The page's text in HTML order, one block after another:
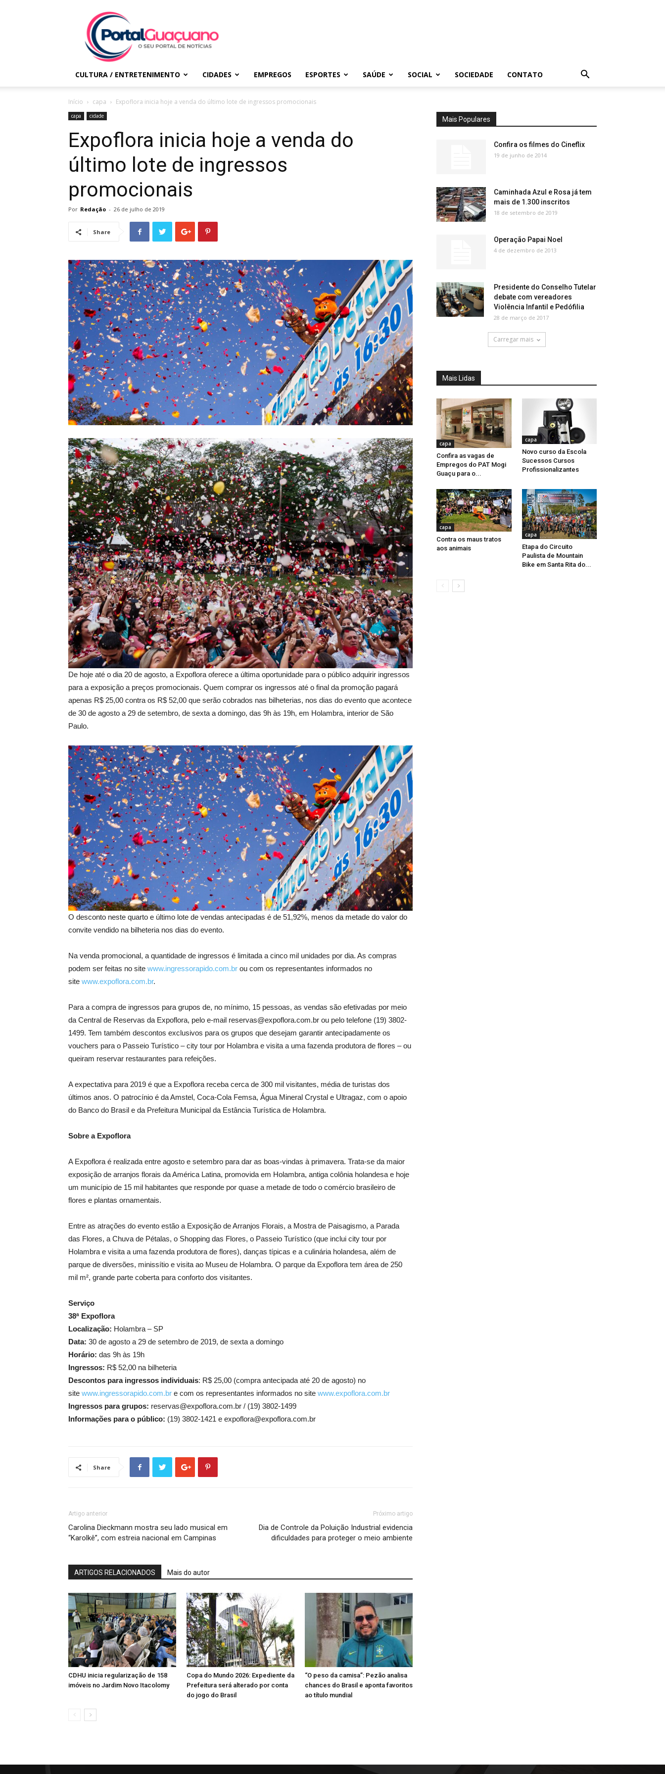
Portal
Guaçuano
CULTURA / ENTRETENIMENTO CIDADES EMPREGOS ESPORTES SAÚDE SOCIAL SOCIEDADE CONTATO
Início capa Expoflora inicia hoje a venda do último lote de ingressos promocionais
capa cidade
Expoflora inicia hoje a venda do
último lote de ingressos
promocionais
Por Redação - 26 de julho de 2019
Share
De hoje até o dia 20 de agosto, a Expoflora oferece a última oportunidade para o público adquirir ingressos
para a exposição a preços promocionais. Quem comprar os ingressos até o final da promoção pagará
apenas R$ 25,00 contra os R$ 52,00 que serão cobrados nas bilheterias, nos dias do evento que acontece
de 30 de agosto a 29 de setembro, de sexta a domingo, das 9h às 19h, em Holambra, interior de São
Paulo.
O desconto neste quarto e último lote de vendas antecipadas é de 51,92%, menos da metade do valor do
convite vendido na bilheteria nos dias do evento.
Na venda promocional, a quantidade de ingressos é limitada a cinco mil unidades por dia. As compras
podem ser feitas no site www.ingressorapido.com.br ou com os representantes informados no
site www.expoflora.com.br.
Para a compra de ingressos para grupos de, no mínimo, 15 pessoas, as vendas são efetivadas por meio
da Central de Reservas da Expoflora, pelo e-mail reservas@expoflora.com.br ou pelo telefone (19) 3802-
1499. Tem também descontos exclusivos para os grupos que desejam garantir antecipadamente os
vouchers para o Passeio Turístico – city tour por Holambra e visita a uma fazenda produtora de flores – ou
queiram reservar restaurantes para refeições.
A expectativa para 2019 é que a Expoflora receba cerca de 300 mil visitantes, média de turistas dos
últimos anos. O patrocínio é da Amstel, Coca-Cola Femsa, Água Mineral Crystal e Ultragaz, com o apoio
do Banco do Brasil e da Prefeitura Municipal da Estância Turística de Holambra.
Sobre a Expoflora
A Expoflora é realizada entre agosto e setembro para dar as boas-vindas à primavera. Trata-se da maior
exposição de arranjos florais da América Latina, promovida em Holambra, antiga colônia holandesa e hoje
um município de 15 mil habitantes que responde por quase a metade de todo o comércio brasileiro de
flores e plantas ornamentais.
Entre as atrações do evento estão a Exposição de Arranjos Florais, a Mostra de Paisagismo, a Parada
das Flores, a Chuva de Pétalas, o Shopping das Flores, o Passeio Turístico (que inclui city tour por
Holambra e visita a uma fazenda produtora de flores), danças típicas e a culinária holandesa, além de
parque de diversões, minissítio e visita ao Museu de Holambra. O parque da Expoflora tem área de 250
mil m², grande parte coberta para conforto dos visitantes.
Serviço
38ª Expoflora
Localização: Holambra – SP
Data: 30 de agosto a 29 de setembro de 2019, de sexta a domingo
Horário: das 9h às 19h
Ingressos: R$ 52,00 na bilheteria
Descontos para ingressos individuais: R$ 25,00 (compra antecipada até 20 de agosto) no
site www.ingressorapido.com.br e com os representantes informados no site www.expoflora.com.br
Ingressos para grupos: reservas@expoflora.com.br / (19) 3802-1499
Informações para o público: (19) 3802-1421 e expoflora@expoflora.com.br
Share
Artigo anterior
Carolina Dieckmann mostra seu lado musical em
“Karolkê”, com estreia nacional em Campinas
Próximo artigo
Dia de Controle da Poluição Industrial evidencia
dificuldades para proteger o meio ambiente
ARTIGOS RELACIONADOS Mais do autor
CDHU inicia regularização de 158
imóveis no Jardim Novo Itacolomy
Copa do Mundo 2026: Expediente da
Prefeitura será alterado por conta
do jogo do Brasil
“O peso da camisa”: Pezão analisa
chances do Brasil e aponta favoritos
ao título mundial
Mais Populares
Confira os filmes do Cineflix
19 de junho de 2014
Caminhada Azul e Rosa já tem
mais de 1.300 inscritos
18 de setembro de 2019
Operação Papai Noel
4 de dezembro de 2013
Presidente do Conselho Tutelar
debate com vereadores
Violência Infantil e Pedófilia
28 de março de 2017
Carregar mais
Mais Lidas
capa
Confira as vagas de
Empregos do PAT Mogi
Guaçu para o...
capa
Novo curso da Escola
Sucessos Cursos
Profissionalizantes
capa
Contra os maus tratos
aos animais
capa
Etapa do Circuito
Paulista de Mountain
Bike em Santa Rita do...